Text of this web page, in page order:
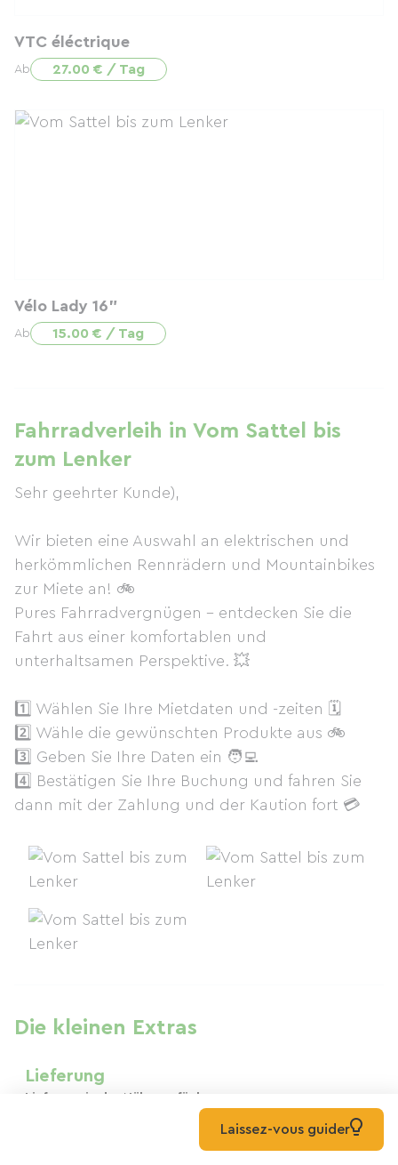
VTC éléctrique
Ab 27.00 € / Tag
Vélo Lady 16"
Ab 15.00 € / Tag
Fahrradverleih in Vom Sattel bis
zum Lenker
Sehr geehrter Kunde),
Wir bieten eine Auswahl an elektrischen und
herkömmlichen Rennrädern und Mountainbikes
zur Miete an! 🚲
Pures Fahrradvergnügen – entdecken Sie die
Fahrt aus einer komfortablen und
unterhaltsamen Perspektive. 💥
1️⃣ Wählen Sie Ihre Mietdaten und -zeiten 🗓
2️⃣ Wähle die gewünschten Produkte aus 🚲
3️⃣ Geben Sie Ihre Daten ein 🧑‍💻
4️⃣ Bestätigen Sie Ihre Buchung und fahren Sie
dann mit der Zahlung und der Kaution fort 💳
Die kleinen Extras
Lieferung
Lieferung in der Nähe verfügbar
Laissez-vous guider